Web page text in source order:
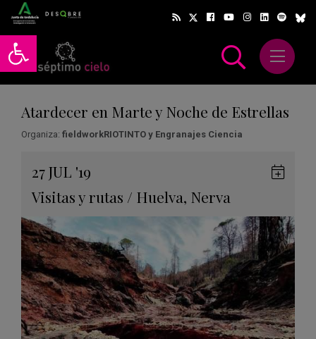
Abrir barra de herramientas
Abrir
Atardecer en Marte y Noche de Estrellas
Organiza: fieldworkRIOTINTO y Engranajes Ciencia
27JUL '19
Visitas y rutas / Huelva, Nerva